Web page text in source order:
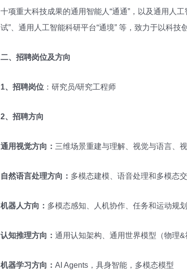
十项重大科技成果的通用智能人“通通”，以及通用人
试”、通用人工智能科研平台“通境” 等，致力于以科技
二、招聘岗位及方向
1、招聘岗位 ：研究员/研究工程师
2、招聘方向
通用视觉方向： 三维场景重建与理解、视觉与语言、
自然语言处理方向： 多模态建模、语音处理和多模态
机器人方向： 多模态感知、人机协作、任务和运动规
认知推理方向： 通用认知架构、通用世界模型（物理
机器学习方向： AI Agents，具身智能，多模态模型